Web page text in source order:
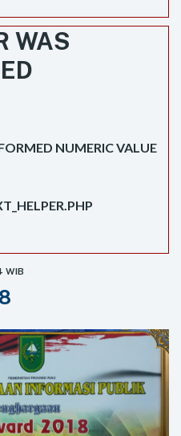
WAS
NUMERIC VALUE
WIB